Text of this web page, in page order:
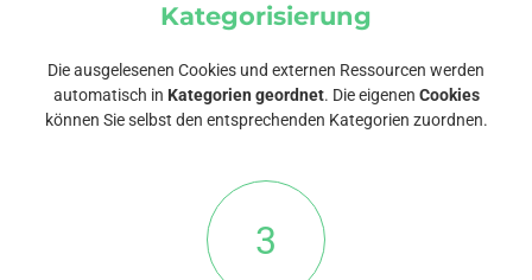
Kategorisierung
Die ausgelesenen Cookies und externen Ressourcen werden
automatisch in Kategorien geordnet. Die eigenen Cookies
können Sie selbst den entsprechenden Kategorien zuordnen.
3